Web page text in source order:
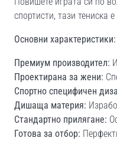
спортисти, тази тениска
Основни характеристики:
Премиум производител:
Проектирана за жени:
Спортно специфичен
Дишаща материя:
Стандартно прилягане:
Готова за отбор: